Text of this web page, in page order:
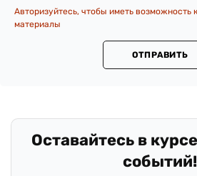
Авторизуйтесь, чтобы иметь возможность
материалы
ОТПРАВИТЬ
Оставайтесь в
событий!